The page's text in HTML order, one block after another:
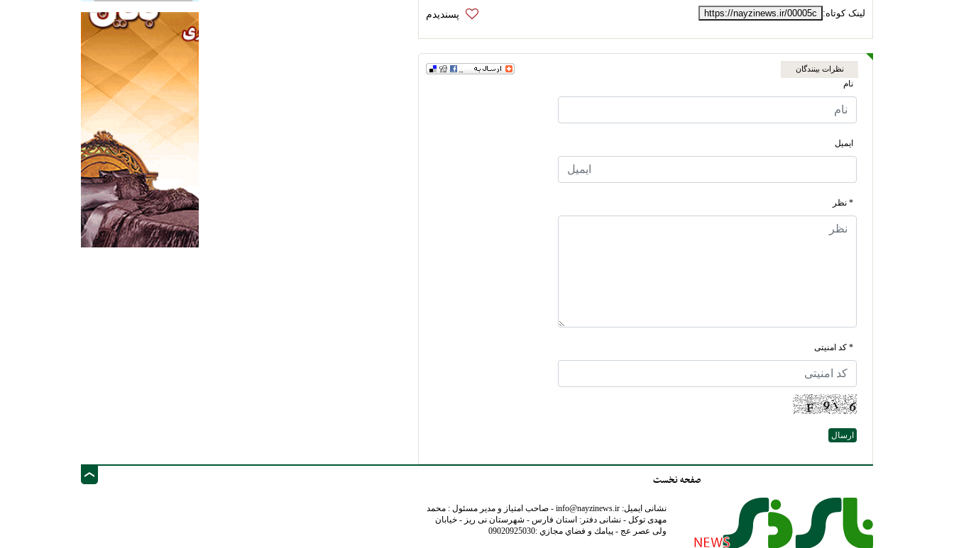
لینک کوتاه: https://nayzinews.ir/00005c
نظرات بینندگان
نام
ایمیل
* نظر
* کد امنیتی
صفحه نخست
نشانی ایمیل: info@nayzinews.ir - صاحب امتیاز و مدیر مسئول : محمد
مهدی توکل - نشانی دفتر: استان فارس - شهرستان نی ریز - خیابان
ولی عصر عج - پيامك و فضاي مجازي :09020925030